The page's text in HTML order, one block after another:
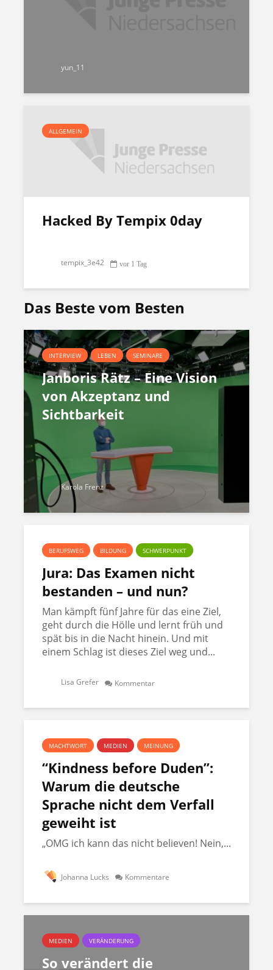
yun_11
ALLGEMEIN
Hacked By Tempix 0day
tempix_3e42 vor 1 Tag
Das Beste vom Besten
INTERVIEW LEBEN SEMINARE
Janboris Rätz – Eine Vision
von Akzeptanz und
Sichtbarkeit
Karola Frenz
BERUFSWEG BILDUNG SCHWERPUNKT
Jura: Das Examen nicht
bestanden – und nun?
Man kämpft fünf Jahre für das eine Ziel,
geht durch die Hölle und lernt früh und
spät bis in die Nacht hinein. Und mit
einem Schlag ist dieses Ziel weg und...
Lisa Grefer Kommentar
MACHTWORT MEDIEN MEINUNG
“Kindness before Duden”:
Warum die deutsche
Sprache nicht dem Verfall
geweiht ist
„OMG ich kann das nicht believen! Nein,...
Johanna Lucks Kommentare
MEDIEN VERÄNDERUNG
So verändert die